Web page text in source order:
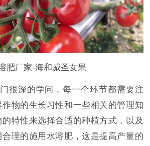
肥厂家-海和威圣女果
很深的学问，每一个环节都需要注
物的生长习性和一些相关的管理知
特性来选择合适的种植方式，以及
理的施用水溶肥，这是提高产量的